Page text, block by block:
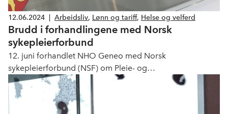
12.06.2024 Arbeidsliv, Lønn og tariff, Helse og velferd
Brudd i forhandlingene med Norsk
sykepleierforbund
12. juni forhandlet NHO Geneo med Norsk
sykepleierforbund (NSF) om Pleie- og
omsorgsoverenskomsten, avtalenummer 527. Nå er det
brudd i forhandlingene.